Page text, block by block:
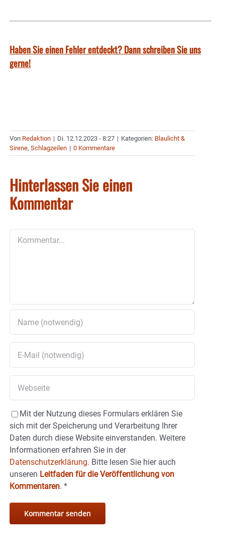
Haben Sie einen Fehler entdeckt? Dann schreiben Sie uns
gerne!
Von Redaktion | Di. 12.12.2023 - 8:27 | Kategorien: Blaulicht &
Sirene, Schlagzeilen | 0 Kommentare
Hinterlassen Sie einen
Kommentar
Mit der Nutzung dieses Formulars erklären Sie
sich mit der Speicherung und Verarbeitung Ihrer
Daten durch diese Website einverstanden. Weitere
Informationen erfahren Sie in der
Datenschutzerklärung. Bitte lesen Sie hier auch
unseren Leitfaden für die Veröffentlichung von
Kommentaren. *